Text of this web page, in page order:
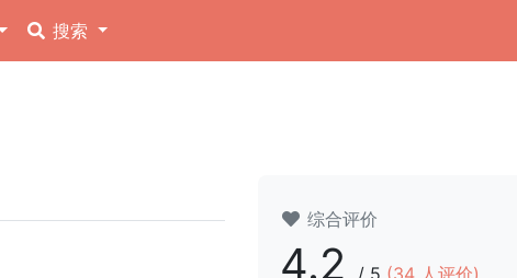
搜索
综合评价
4.2 / 5 (34 人评价)